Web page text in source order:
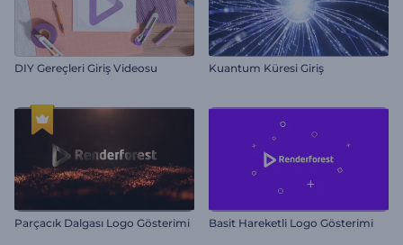
DIY Gereçleri Giriş Videosu Kuantum Küresi Giriş
Parçacık Dalgası Logo Gösterimi Basit Hareketli Logo Gösterimi